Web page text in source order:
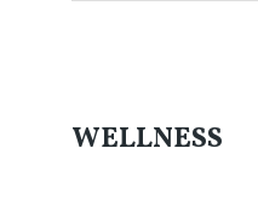
WELLNESS